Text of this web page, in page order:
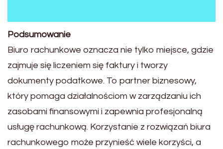
Podsumowanie
Biuro rachunkowe oznacza nie tylko miejsce, gdzie
zajmuje się liczeniem się faktury i tworzy
dokumenty podatkowe. To partner biznesowy,
który pomaga działalnościom w zarządzaniu ich
zasobami finansowymi i zapewnia profesjonalną
usługę rachunkową. Korzystanie z rozwiązań biura
rachunkowego może przynieść wiele korzyści, a